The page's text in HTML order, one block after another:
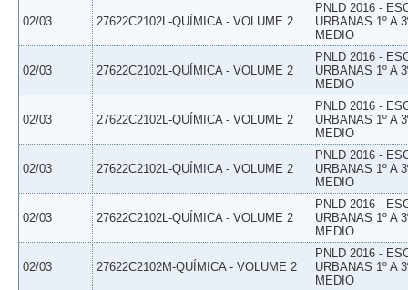
02/03 27622C2102L-QUÍMICA - VOLUME 2
PNLD 2016 -
URBANAS 1º A
MEDIO
02/03 27622C2102L-QUÍMICA - VOLUME 2
PNLD 2016 -
URBANAS 1º A
MEDIO
02/03 27622C2102L-QUÍMICA - VOLUME 2
PNLD 2016 -
URBANAS 1º A
MEDIO
02/03 27622C2102L-QUÍMICA - VOLUME 2
PNLD 2016 -
URBANAS 1º A
MEDIO
02/03 27622C2102L-QUÍMICA - VOLUME 2
PNLD 2016 -
URBANAS 1º A
MEDIO
02/03 27622C2102M-QUÍMICA - VOLUME 2
PNLD 2016 -
URBANAS 1º A
MEDIO